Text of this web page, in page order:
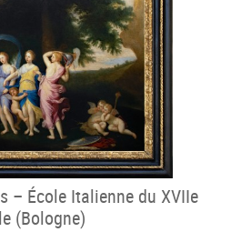
– École Italienne du XVIIe
(Bologne)